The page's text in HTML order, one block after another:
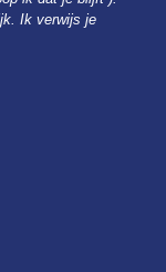
Ik verwijs je